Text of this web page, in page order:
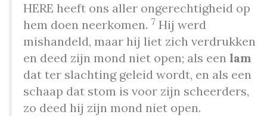
HERE heeft ons aller ongerechtigheid op
hem doen neerkomen. 7 Hij werd
mishandeld, maar hij liet zich verdrukken
en deed zijn mond niet open; als een lam
dat ter slachting geleid wordt, en als een
schaap dat stom is voor zijn scheerders,
zo deed hij zijn mond niet open.